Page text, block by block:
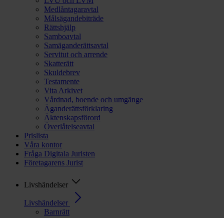
Medlåntagaravtal
Målsägandebiträde
Rättshjälp
Samboavtal
Samäganderättsavtal
Servitut och arrende
Skatterätt
Skuldebrev
Testamente
Vita Arkivet
Vårdnad, boende och umgänge
Äganderättsförklaring
Äktenskapsförord
Överlåtelseavtal
Prislista
Våra kontor
Fråga Digitala Juristen
Företagarens Jurist
Livshändelser
Livshändelser
Barnrätt